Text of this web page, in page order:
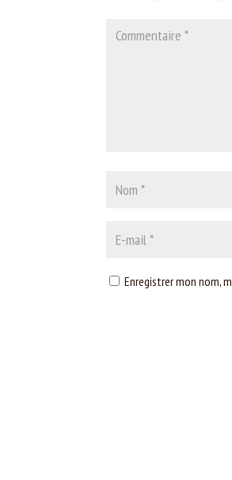
Enregistrer mon nom,